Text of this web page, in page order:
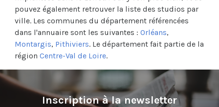
pouvez également retrouver la liste des studios par
ville. Les communes du département référencées
dans l'annuaire sont les suivantes : Orléans,
Montargis, Pithiviers. Le département fait partie de la
région Centre-Val de Loire.
Inscription à la newsletter